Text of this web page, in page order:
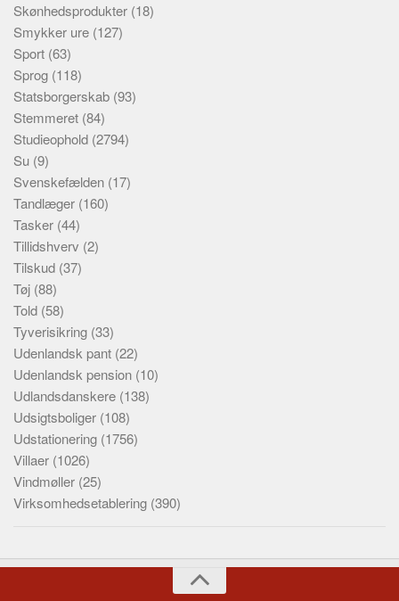
Skønhedsprodukter (18)
Smykker ure (127)
Sport (63)
Sprog (118)
Statsborgerskab (93)
Stemmeret (84)
Studieophold (2794)
Su (9)
Svenskefælden (17)
Tandlæger (160)
Tasker (44)
Tillidshverv (2)
Tilskud (37)
Tøj (88)
Told (58)
Tyverisikring (33)
Udenlandsk pant (22)
Udenlandsk pension (10)
Udlandsdanskere (138)
Udsigtsboliger (108)
Udstationering (1756)
Villaer (1026)
Vindmøller (25)
Virksomhedsetablering (390)